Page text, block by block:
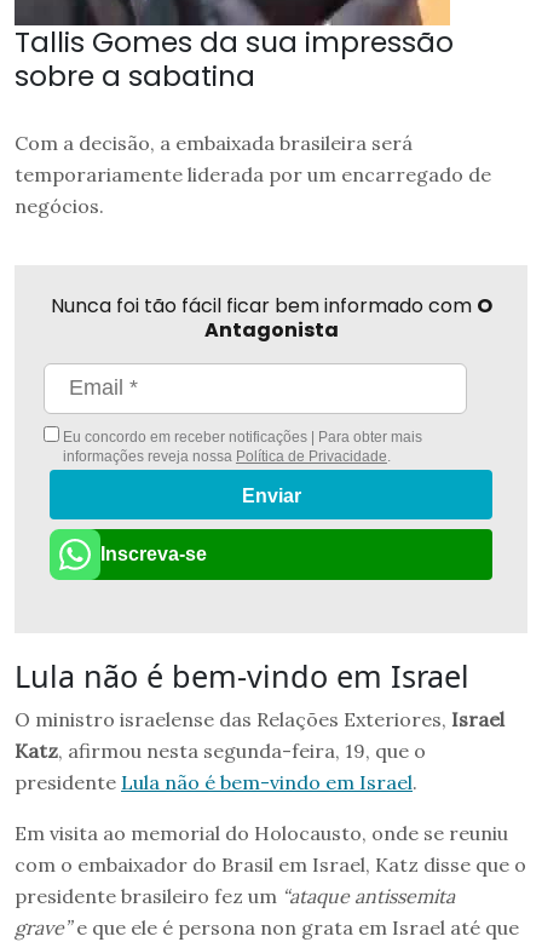
Tallis Gomes da sua impressão
sobre a sabatina
Com a decisão, a embaixada brasileira será
temporariamente liderada por um encarregado de
negócios.
Nunca foi tão fácil ficar bem informado com O
Antagonista
Eu concordo em receber notificações | Para obter mais
informações reveja nossa Política de Privacidade.
Enviar
Inscreva-se
Lula não é bem-vindo em Israel
O ministro israelense das Relações Exteriores, Israel
Katz, afirmou nesta segunda-feira, 19, que o
presidente Lula não é bem-vindo em Israel.
Em visita ao memorial do Holocausto, onde se reuniu
com o embaixador do Brasil em Israel, Katz disse que o
presidente brasileiro fez um “ataque antissemita
grave”e que ele é persona non grata em Israel até que